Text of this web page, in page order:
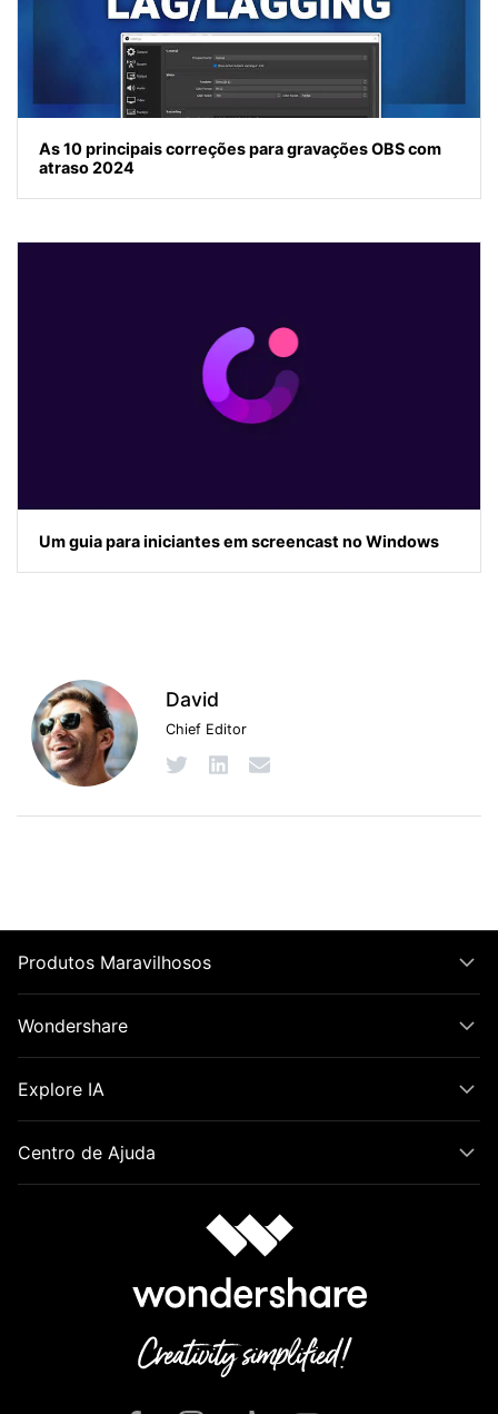
As 10 principais correções para gravações OBS com
atraso 2024
Um guia para iniciantes em screencast no Windows
David
Chief Editor
Produtos Maravilhosos
Wondershare
Explore IA
Centro de Ajuda